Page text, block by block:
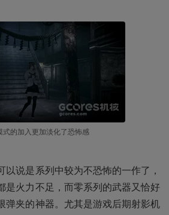
式的加入更加淡化了恐怖感
以说是系列中较为不恐怖的一作了，
是火力不足，而零系列的武器又恰好
弹夹的神器。尤其是游戏后期射影机